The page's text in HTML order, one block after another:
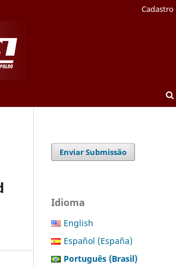
Cadastro
Enviar Submissão
Idioma
English
Español (España)
Português (Brasil)